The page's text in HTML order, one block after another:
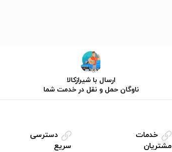
ارسال با شیرازکالا
ناوگان حمل و نقل در خدمت شما
خدمات
مشتریان
دسترسی
سریع